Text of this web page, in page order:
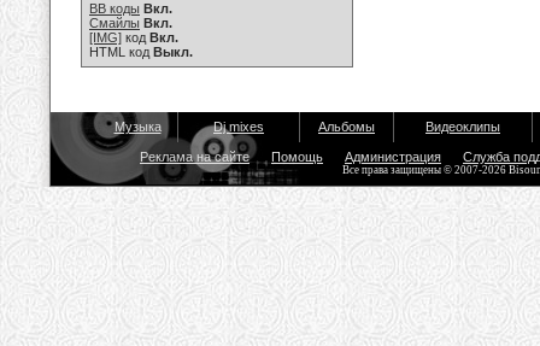
BB коды Вкл.
Смайлы Вкл.
[IMG] код Вкл.
HTML код Выкл.
Музыка Dj mixes Альбомы Видеоклипы
Реклама на сайте Помощь Администрация Служба
Все права защищены © 2007-2026